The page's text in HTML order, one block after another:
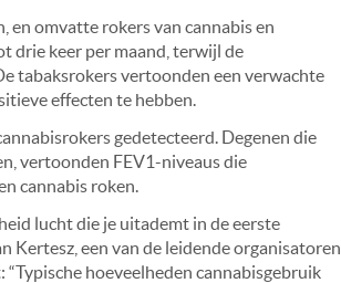
en omvatte rokers van cannabis en
drie keer per maand, terwijl de
tabaksrokers vertoonden een verwachte
effecten te hebben.
gedetecteerd. Degenen die
vertoonden FEV1-niveaus die
cannabis roken.
lucht die je uitademt in de eerste
Kertesz, een van de leidende organisatoren
hoeveelheden cannabisgebruik